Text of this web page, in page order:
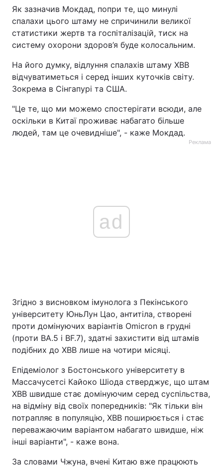
Як зазначив Мокдад, попри те, що минулі
спалахи цього штаму не спричинили великої
статистики жертв та госпіталізацій, тиск на
систему охорони здоров’я буде колосальним.
На його думку, відлуння спалахів штаму XBB
відчуватиметься і серед інших куточків світу.
Зокрема в Сінгапурі та США.
"Це те, що ми можемо спостерігати всюди, але
оскільки в Китаї проживає набагато більше
людей, там це очевидніше", - каже Мокдад.
Реклама
ad
Згідно з висновком імунолога з Пекінського
університету ЮньЛун Цао, антитіла, створені
проти домінуючих варіантів Omicron в грудні
(проти BA.5 і BF.7), здатні захистити від штамів
подібних до XBB лише на чотири місяці.
Епідеміолог з Бостонського університету в
Массачусетсі Кайоко Шіода стверджує, що штам
XBB швидше стає домінуючим серед суспільства,
на відміну від своїх попередників: "Як тільки він
потрапляє в популяцію, XBB поширюється і стає
переважаючим варіантом набагато швидше, ніж
інші варіанти", - каже вона.
За словами Чжуна, вчені Китаю вже працюють